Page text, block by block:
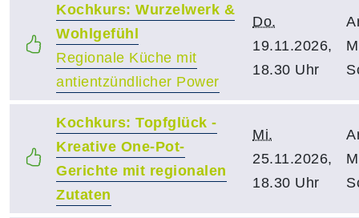
Kochkurs: Wurzelwerk &
Wohlgefühl
Regionale Küche mit
antientzündlicher Power
Do.
19.11.2026,
18.30 Uhr
Kochkurs: Topfglück -
Kreative One-Pot-
Gerichte mit regionalen
Zutaten
Mi.
25.11.2026,
18.30 Uhr